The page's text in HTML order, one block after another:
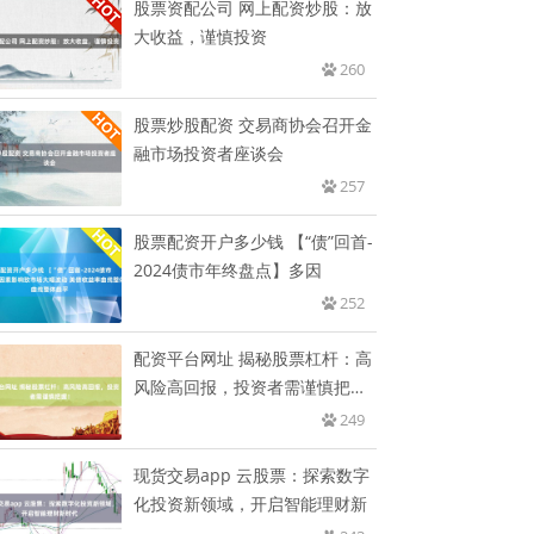
股票资配公司 网上配资炒股：放
大收益，谨慎投资
260
股票炒股配资 交易商协会召开金
融市场投资者座谈会
257
股票配资开户多少钱 【“债”回首-
2024债市年终盘点】多因
252
配资平台网址 揭秘股票杠杆：高
风险高回报，投资者需谨慎把
249
现货交易app 云股票：探索数字
化投资新领域，开启智能理财新